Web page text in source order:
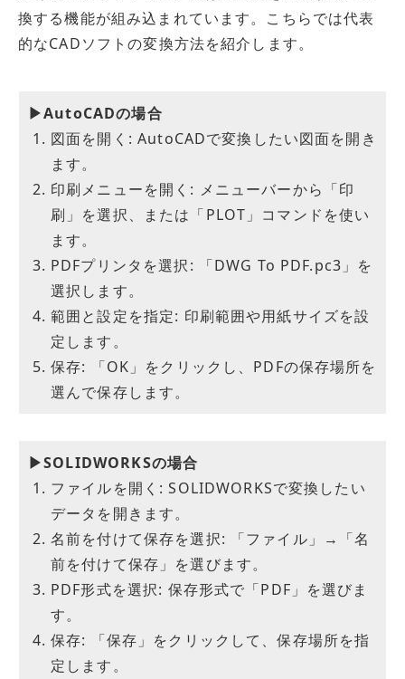
換する機能が組み込まれています。こちらでは代表
的なCADソフトの変換方法を紹介します。
▶AutoCADの場合
図面を開く: AutoCADで変換したい図面を開き
ます。
印刷メニューを開く: メニューバーから「印
刷」を選択、または「PLOT」コマンドを使い
ます。
PDFプリンタを選択: 「DWG To PDF.pc3」を
選択します。
範囲と設定を指定: 印刷範囲や用紙サイズを設
定します。
保存: 「OK」をクリックし、PDFの保存場所を
選んで保存します。
▶SOLIDWORKSの場合
ファイルを開く: SOLIDWORKSで変換したい
データを開きます。
名前を付けて保存を選択: 「ファイル」→「名
前を付けて保存」を選びます。
PDF形式を選択: 保存形式で「PDF」を選びま
す。
保存: 「保存」をクリックして、保存場所を指
定します。